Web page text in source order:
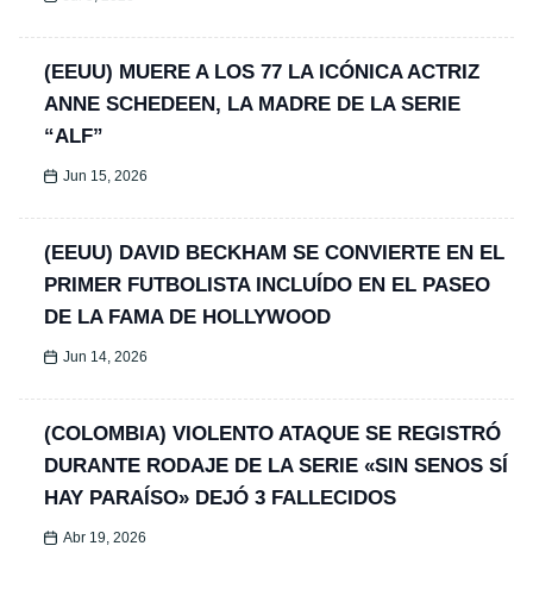
(EEUU) MUERE A LOS 77 LA ICÓNICA ACTRIZ
ANNE SCHEDEEN, LA MADRE DE LA SERIE
“ALF”
Jun 15, 2026
(EEUU) DAVID BECKHAM SE CONVIERTE EN EL
PRIMER FUTBOLISTA INCLUÍDO EN EL PASEO
DE LA FAMA DE HOLLYWOOD
Jun 14, 2026
(COLOMBIA) VIOLENTO ATAQUE SE REGISTRÓ
DURANTE RODAJE DE LA SERIE «SIN SENOS SÍ
HAY PARAÍSO» DEJÓ 3 FALLECIDOS
Abr 19, 2026